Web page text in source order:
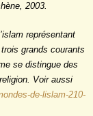
2003.
représentant
grands courants
se distingue des
Voir aussi
de-lislam-210-